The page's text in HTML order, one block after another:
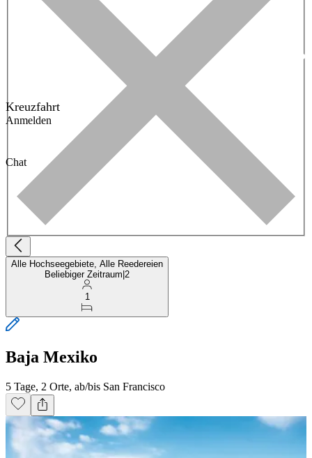
Kreuzfahrt
Anmelden
Chat
Alle Hochseegebiete, Alle Reedereien
Beliebiger Zeitraum 2
1
Baja Mexiko
5 Tage, 2 Orte, ab/bis San Francisco